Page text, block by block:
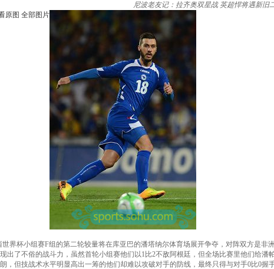
尼波老友记：拉齐奥双星战 英超悍将遇新旧
原图 全部图片
世界杯小组赛F组的第二轮较量将在库亚巴的潘塔纳尔体育场展开争夺，对阵双方是
出了不俗的战斗力，虽然首轮小组赛他们以1比2不敌阿根廷，但全场比赛里他们给潘
，但技战术水平明显高出一筹的他们却难以攻破对手的防线，最终只得与对手0比0